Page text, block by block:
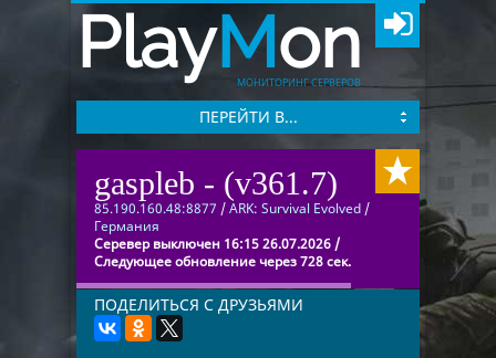
PlayMon
МОНИТОРИНГ СЕРВЕРОВ
ПЕРЕЙТИ В...
gaspleb - (v361.7)
85.190.160.48:8877 /ARK: Survival Evolved /
Германия
Серевер выключен 16:15 26.07.2026 /
Следующее обновление через 728 сек.
ПОДЕЛИТЬСЯ С ДРУЗЬЯМИ